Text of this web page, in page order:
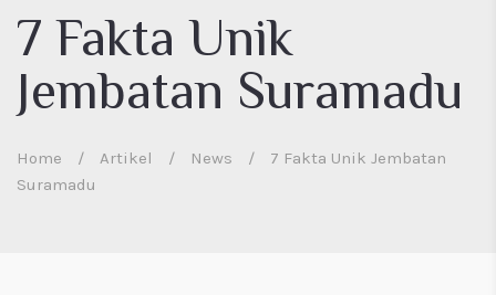
7 Fakta Unik
Jembatan Suramadu
Home / Artikel / News /
7 Fakta Unik Jembatan
Suramadu